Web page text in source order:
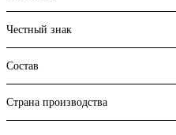
Честный знак
Состав
Страна производства